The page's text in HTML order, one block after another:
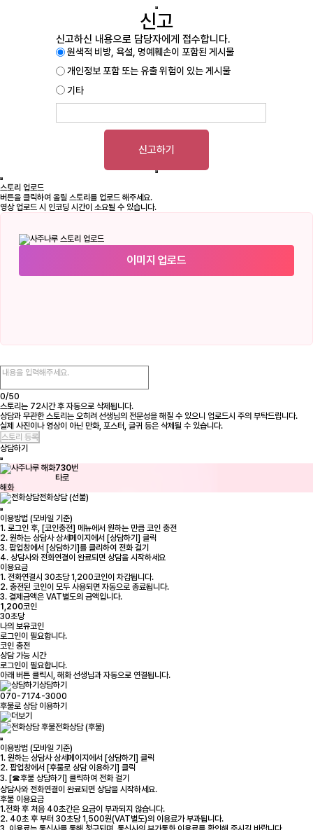
신고
신고하신 내용으로 담당자에게 접수합니다.
원색적 비방, 욕설, 명예훼손이 포함된 게시물
개인정보 포함 또는 유출 위험이 있는 게시물
기타
신고하기
스토리 업로드
버튼을 클릭하여 올릴 스토리를 업로드 해주세요.
영상 업로드 시 인코딩 시간이 소요될 수 있습니다.
이미지 업로드
0/50
스토리는 72시간 후 자동으로 삭제됩니다.
상담과 무관한 스토리는 오히려 선생님의 전문성을 해칠 수 있으니 업로드시 주의 부탁드립니다.
실제 사진이나 영상이 아닌 만화, 포스터, 글귀 등은 삭제될 수 있습니다.
상담하기
730번
타로
해화
전화상담 (선불)
이용방법 (모바일 기준)
1. 로그인 후, [코인충전] 메뉴에서 원하는 만큼 코인 충전
2. 원하는 상담사 상세페이지에서 [상담하기] 클릭
3. 팝업창에서 [상담하기]를 클리하여 전화 걸기
4. 상담사와 전화연결이 완료되면 상담을 시작하세요
이용요금
1. 전화연결시 30초당 1,200코인이 차감됩니다.
2. 충전된 코인이 모두 사용되면 자동으로 종료됩니다.
3. 결제금액은 VAT별도의 금액입니다.
1,200코인
30초당
나의 보유코인
로그인이 필요합니다.
코인 충전
상담 가능 시간
로그인이 필요합니다.
아래 버튼 클릭시, 해화 선생님과 자동으로 연결됩니다.
상담하기
070-7174-3000
후불로 상담 이용하기
전화상담 (후불)
이용방법 (모바일 기준)
1. 원하는 상담사 상세페이지에서 [상담하기] 클릭
2. 팝업창에서 [후불로 상담 이용하기] 클릭
3. [☎후불 상담하기] 클릭하여 전화 걸기
상담사와 전화연결이 완료되면 상담을 시작하세요.
후불 이용요금
1.전화 후 처음 40초간은 요금이 부과되지 않습니다.
2. 40초 후 부터 30초당 1,500원(VAT별도)의 이용료가 부과됩니다.